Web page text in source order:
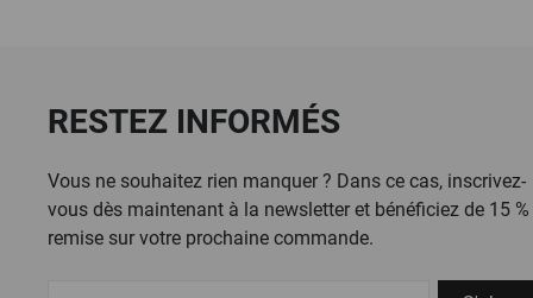
RESTEZ INFORMÉS
Vous ne souhaitez rien manquer ? Dans ce cas, inscrivez-
vous dès maintenant à la newsletter et bénéficiez de 15 %
remise sur votre prochaine commande.